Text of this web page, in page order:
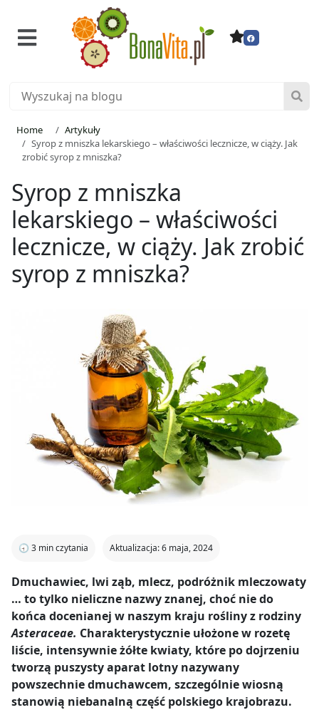
Home
Artykuły
Syrop z mniszka lekarskiego – właściwości lecznicze, w ciąży. Jak
zrobić syrop z mniszka?
Syrop z mniszka
lekarskiego – właściwości
lecznicze, w ciąży. Jak zrobić
syrop z mniszka?
🕣 3 min czytania Aktualizacja: 6 maja, 2024
Dmuchawiec, lwi ząb, mlecz, podróżnik mleczowaty
… to tylko nieliczne nazwy znanej, choć nie do
końca docenianej w naszym kraju rośliny z rodziny
Asteraceae. Charakterystycznie ułożone w rozetę
liście, intensywnie żółte kwiaty, które po dojrzeniu
tworzą puszysty aparat lotny nazywany
powszechnie dmuchawcem, szczególnie wiosną
stanowią niebanalną część polskiego krajobrazu.